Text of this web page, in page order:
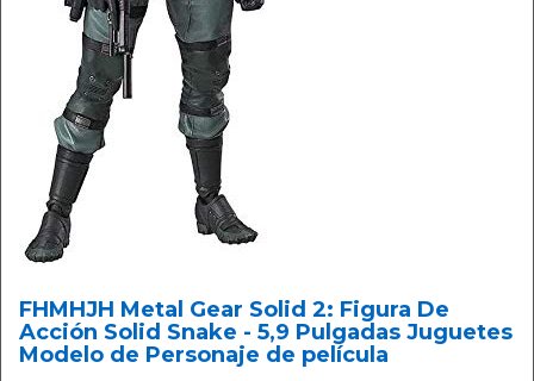
FHMHJH Metal Gear Solid 2: Figura De
Acción Solid Snake - 5,9 Pulgadas Juguetes
Modelo de Personaje de película